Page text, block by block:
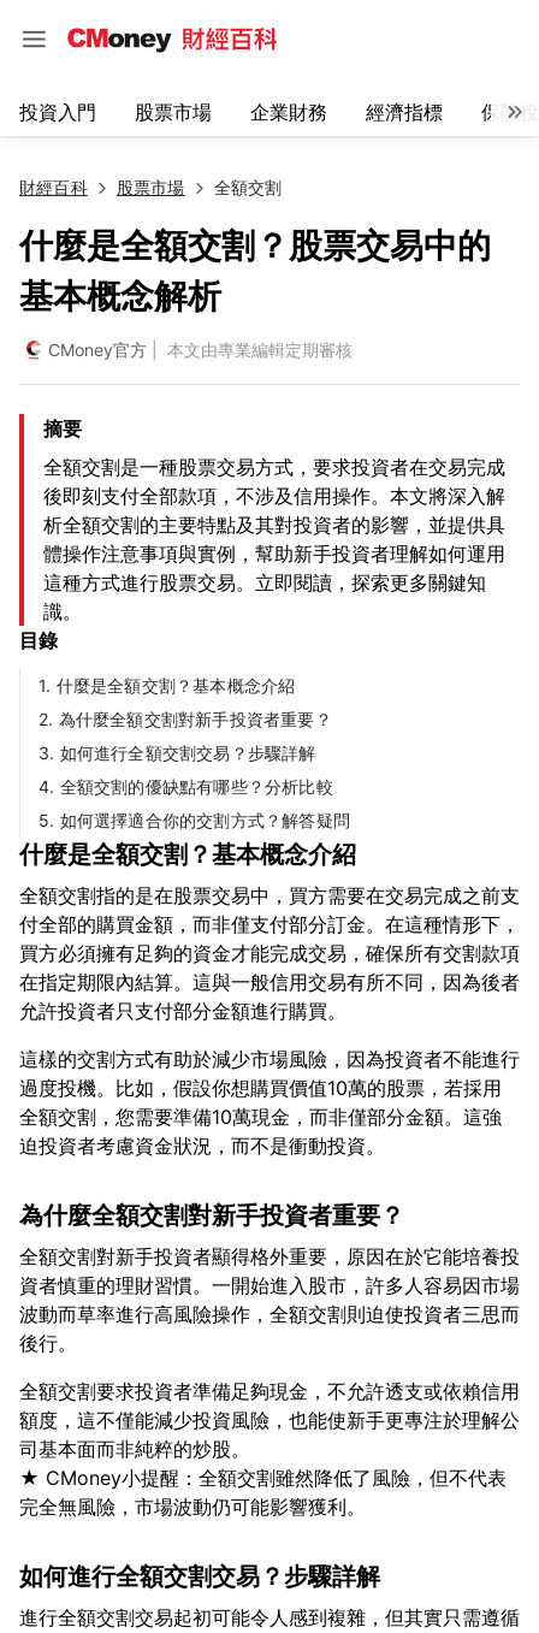
投資入門 股票市場 企業財務 經濟指標 保險
財經百科 股票市場 全額交割
什麼是全額交割？股票交易中的
基本概念解析
CMoney官方 | 本文由專業編輯定期審核
摘要
全額交割是一種股票交易方式，要求投資者在交易完成
後即刻支付全部款項，不涉及信用操作。本文將深入解
析全額交割的主要特點及其對投資者的影響，並提供具
體操作注意事項與實例，幫助新手投資者理解如何運用
這種方式進行股票交易。立即閱讀，探索更多關鍵知
識。
目錄
1. 什麼是全額交割？基本概念介紹
2. 為什麼全額交割對新手投資者重要？
3. 如何進行全額交割交易？步驟詳解
4. 全額交割的優缺點有哪些？分析比較
5. 如何選擇適合你的交割方式？解答疑問
什麼是全額交割？基本概念介紹
全額交割指的是在股票交易中，買方需要在交易完成之前支
付全部的購買金額，而非僅支付部分訂金。在這種情形下，
買方必須擁有足夠的資金才能完成交易，確保所有交割款項
在指定期限內結算。這與一般信用交易有所不同，因為後者
這樣的交割方式有助於減少市場風險，因為投資者不能進行
過度投機。比如，假設你想購買價值10萬的股票，若採用
全額交割，您需要準備10萬現金，而非僅部分金額。這強
為什麼全額交割對新手投資者重要？
全額交割對新手投資者顯得格外重要，原因在於它能培養投
資者慎重的理財習慣。一開始進入股市，許多人容易因市場
波動而草率進行高風險操作，全額交割則迫使投資者三思而
全額交割要求投資者準備足夠現金，不允許透支或依賴信用
額度，這不僅能減少投資風險，也能使新手更專注於理解公
司基本面而非純粹的炒股。
★ CMoney小提醒：全額交割雖然降低了風險，但不代表
如何進行全額交割交易？步驟詳解
進行全額交割交易起初可能令人感到複雜，但其實只需遵循